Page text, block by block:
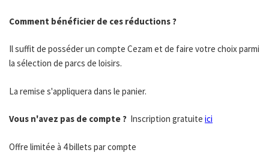
Comment bénéficier de ces réductions ?
Il suffit de posséder un compte Cezam et de faire votre choix parmi
la sélection de parcs de loisirs.
La remise s'appliquera dans le panier.
Vous n'avez pas de compte ? Inscription gratuite ici
Offre limitée à 4 billets par compte